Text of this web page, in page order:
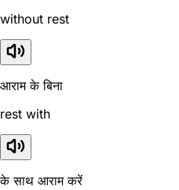
without rest
आराम के बिना
rest with
के साथ आराम करें